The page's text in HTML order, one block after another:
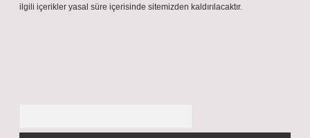
ilgili içerikler yasal süre içerisinde sitemizden kaldırılacaktır.